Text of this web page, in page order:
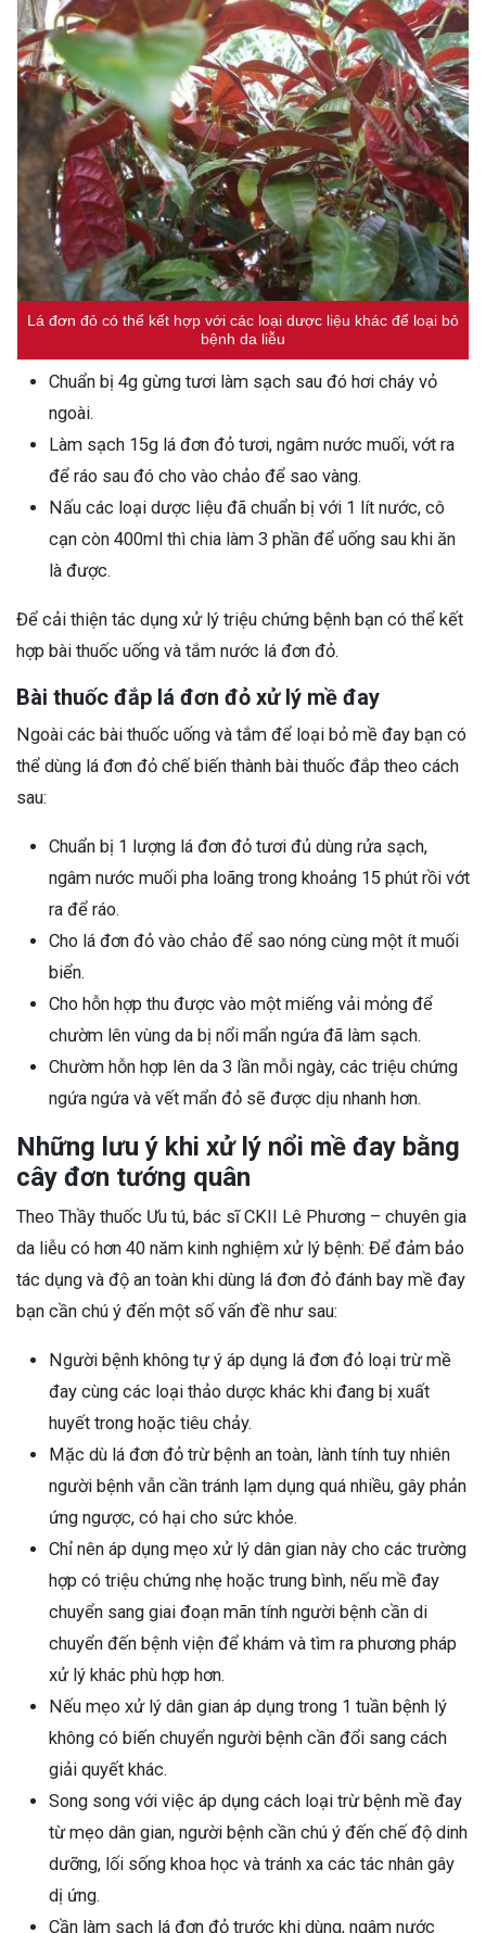
Lá đơn đỏ có thể kết hợp với các loại dược liệu khác để loại bỏ
bệnh da liễu
Chuẩn bị 4g gừng tươi làm sạch sau đó hơi cháy vỏ
ngoài.
Làm sạch 15g lá đơn đỏ tươi, ngâm nước muối, vớt ra
để ráo sau đó cho vào chảo để sao vàng.
Nấu các loại dược liệu đã chuẩn bị với 1 lít nước, cô
cạn còn 400ml thì chia làm 3 phần để uống sau khi ăn
là được.
Để cải thiện tác dụng xử lý triệu chứng bệnh bạn có thể kết
hợp bài thuốc uống và tắm nước lá đơn đỏ.
Bài thuốc đắp lá đơn đỏ xử lý mề đay
Ngoài các bài thuốc uống và tắm để loại bỏ mề đay bạn có
thể dùng lá đơn đỏ chế biến thành bài thuốc đắp theo cách
sau:
Chuẩn bị 1 lượng lá đơn đỏ tươi đủ dùng rửa sạch,
ngâm nước muối pha loãng trong khoảng 15 phút rồi vớt
ra để ráo.
Cho lá đơn đỏ vào chảo để sao nóng cùng một ít muối
biển.
Cho hỗn hợp thu được vào một miếng vải mỏng để
chườm lên vùng da bị nổi mẩn ngứa đã làm sạch.
Chườm hỗn hợp lên da 3 lần mỗi ngày, các triệu chứng
ngứa ngứa và vết mẩn đỏ sẽ được dịu nhanh hơn.
Những lưu ý khi xử lý nổi mề đay bằng
cây đơn tướng quân
Theo Thầy thuốc Ưu tú, bác sĩ CKII Lê Phương – chuyên gia
da liễu có hơn 40 năm kinh nghiệm xử lý bệnh: Để đảm bảo
tác dụng và độ an toàn khi dùng lá đơn đỏ đánh bay mề đay
bạn cần chú ý đến một số vấn đề như sau:
Người bệnh không tự ý áp dụng lá đơn đỏ loại trừ mề
đay cùng các loại thảo dược khác khi đang bị xuất
huyết trong hoặc tiêu chảy.
Mặc dù lá đơn đỏ trừ bệnh an toàn, lành tính tuy nhiên
người bệnh vẫn cần tránh lạm dụng quá nhiều, gây phản
ứng ngược, có hại cho sức khỏe.
Chỉ nên áp dụng mẹo xử lý dân gian này cho các trường
hợp có triệu chứng nhẹ hoặc trung bình, nếu mề đay
chuyển sang giai đoạn mãn tính người bệnh cần di
chuyển đến bệnh viện để khám và tìm ra phương pháp
xử lý khác phù hợp hơn.
Nếu mẹo xử lý dân gian áp dụng trong 1 tuần bệnh lý
không có biến chuyển người bệnh cần đổi sang cách
giải quyết khác.
Song song với việc áp dụng cách loại trừ bệnh mề đay
từ mẹo dân gian, người bệnh cần chú ý đến chế độ dinh
dưỡng, lối sống khoa học và tránh xa các tác nhân gây
dị ứng.
Cần làm sạch lá đơn đỏ trước khi dùng, ngâm nước